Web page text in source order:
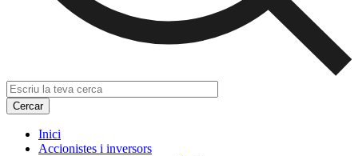
Inici
Accionistes i inversors